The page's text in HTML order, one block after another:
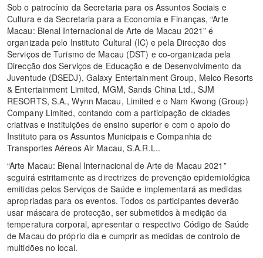
Sob o patrocínio da Secretaria para os Assuntos Sociais e
Cultura e da Secretaria para a Economia e Finanças, “Arte
Macau: Bienal Internacional de Arte de Macau 2021” é
organizada pelo Instituto Cultural (IC) e pela Direcção dos
Serviços de Turismo de Macau (DST) e co-organizada pela
Direcção dos Serviços de Educação e de Desenvolvimento da
Juventude (DSEDJ), Galaxy Entertainment Group, Melco Resorts
& Entertainment Limited, MGM, Sands China Ltd., SJM
RESORTS, S.A., Wynn Macau, Limited e o Nam Kwong (Group)
Company Limited, contando com a participação de cidades
criativas e instituições de ensino superior e com o apoio do
Instituto para os Assuntos Municipais e Companhia de
Transportes Aéreos Air Macau, S.A.R.L..
“Arte Macau: Bienal Internacional de Arte de Macau 2021”
seguirá estritamente as directrizes de prevenção epidemiológica
emitidas pelos Serviços de Saúde e implementará as medidas
apropriadas para os eventos. Todos os participantes deverão
usar máscara de protecção, ser submetidos à medição da
temperatura corporal, apresentar o respectivo Código de Saúde
de Macau do próprio dia e cumprir as medidas de controlo de
multidões no local.